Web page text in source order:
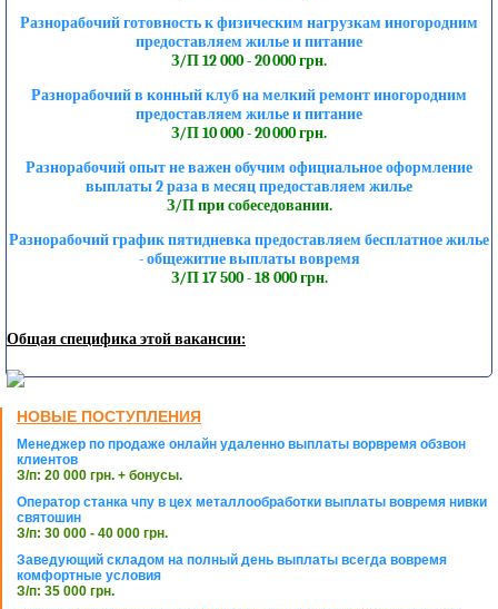
Разнорабочий готовность к физическим нагрузкам иногородним
предоставляем жилье и питание
З/П 12 000 - 20 000 грн.
Разнорабочий в конный клуб на мелкий ремонт иногородним
предоставляем жилье и питание
З/П 10 000 - 20 000 грн.
Разнорабочий опыт не важен обучим официальное оформление
выплаты 2 раза в месяц предоставляем жилье
З/П при собеседовании.
Разнорабочий график пятидневка предоставляем бесплатное жилье
- общежитие выплаты вовремя
З/П 17 500 - 18 000 грн.
Общая специфика этой вакансии:
НОВЫЕ ПОСТУПЛЕНИЯ
Менеджер по продаже онлайн удаленно выплаты ворвремя обзвон
клиентов
З/п: 20 000 грн. + бонусы.
Оператор станка чпу в цех металлообработки выплаты вовремя нивки
святошин
З/п: 30 000 - 40 000 грн.
Заведующий складом на полный день выплаты всегда вовремя
комфортные условия
З/п: 35 000 грн.